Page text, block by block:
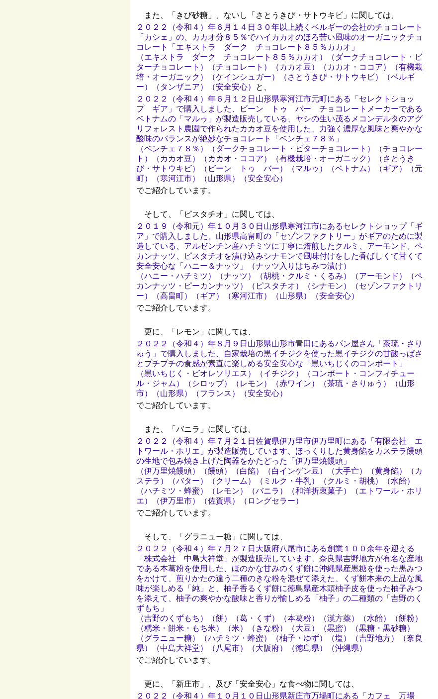
また、「きび砂糖」、ないし「さとうきび・サトウキビ」に関しては、
２０２２（令和４）年６月１４日３０年以上続くベルギーの会社のチョコレート
「カシェ」の、カカオ分８５％でハイカカオのほろ苦い風味のオーガニックチョ
コレート「エキストラ ダーク チョコレート８５％カカオ」
（エキストラ ダーク チョコレート８５％カカオ）（ダークチョコレート・ビ
ターチョコレート）（チョコレート）（カカオ豆）（カカオ・ココア）（有機栽
培・オーガニック）（ケインシュガー）（さとうきび・サトウキビ）（ベルギ
ー）（タンザニア）（安全安心）
と、
２０２２（令和４）年６月１２日山形県寒河江市元町にある「セレクトショッ
プ ギア」で購入しました、ビーン トゥ バー チョコレートメーカーである
ベトナムの「マルゥ」が製造販売している、ヤシの生い茂るメコンデルタのアグ
リフォレスト農園で作られたカカオ豆を使用した、力強く濃厚な風味と爽やかな
酸味のバランスが絶妙なチョコレート「ベンチェ７８％」
（ベンチェ７８％）（ダークチョコレート・ビターチョコレート）（チョコレー
ト）（カカオ豆）（カカオ・ココア）（有機栽培・オーガニック）（さとうき
び・サトウキビ）（ビーン トゥ バー）（マルゥ）（ベトナム）（ギア）（元
町）（寒河江市）（山形県）（安全安心）
でご紹介しています。
そして、「ピスタチオ」に関しては、
２０１９（令和元）年１０月３０日山形県寒河江市にあるセレクトショップ「ギ
ア」で購入しました、山形県高畠町の「セゾンファクトリー」がギアのために製
造している、アルゼンチン産ハチミツに丁寧に焙煎したクルミ、アーモンド、ペ
カンナッツ、ピスタチオを漬け込みシナモンで風味付けをした香ばしくて甘くて
安全安心な「ハニー＆ナッツ」（ナッツ入りはちみつ漬け）
（ハニー・ハチミツ）（ナッツ）（胡桃・クルミ・くるみ）（アーモンド）（ペ
カンナッツ・ピーカンナッツ）（ピスタチオ）（シナモン）（セゾンファクトリ
ー）（高畠町）（ギア）（寒河江市）（山形県）（安全安心）
でご紹介しています。
更に、「レモン」に関しては、
２０２２（令和４）年８月９日山形県山形市青田にあるパン屋さん「茶琉・さり
ゅう」で購入しました、自家栽培の黒イチジクを使った黒イチジクの甘酸っぱさ
とプチプチの食感が素直に楽しめる安全安心な「黒いちじくのコンポート」
（黒いちじく・ビオレソリエス）（イチジク）（コンポート・コンフィチュー
ル・ジャム）（シロップ）（レモン）（赤ワイン）（茶琉・さりゅう）（山形
市）（山形県）（フランス）（安全安心）
でご紹介しています。
また、「バニラ」に関しては、
２０２２（令和４）年７月２１日佐賀県伊万里市伊万里町にある「有限会社 エ
トワール・ホリエ」が製造販売しています、ほっくりした黄身餡をカステラ饅頭
の生地で包み焼き上げた陶器をかたどった「伊万里焼饅頭」
（伊万里焼饅頭）（饅頭）（白餡）（白インゲン豆）（大手亡）（黄身餡）（カ
ステラ）（バター）（クリーム）（ミルク・牛乳）（クルミ・胡桃）（水飴）
（ハチミツ・蜂蜜）（レモン）（バニラ）（和洋折衷菓子）（エトワール・ホリ
エ）（伊万里市）（佐賀県）（ロングセラー）
でご紹介しています。
そして、「グラニュー糖」に関しては、
２０２２（令和４）年７月２７日大阪府八尾市にある創業１００余年を迎える
「株式会社 中島大祥堂」が製造販売しています、奈良県吉野地方が有名な産地
である本葛粉を使用した、ほのかな甘みのくず餅に沖縄県産黒糖を使った黒みつ
をかけて、煎りかたの違う二種のきな粉を混ぜて添えた、くず餅本来の上品な風
味が楽しめる「純」と、柚子香るくず餅に徳島県産木頭柚子皮を使った柚子みつ
を添えて、柚子の爽やかな酸味と香りが愉しめる「柚子」の二種類の「吉野のく
ずもち」
（吉野のくずもち）（餅）（葛・くず）（本葛粉）（漢方薬）（水飴）（餅粉）
（糯米・餅米・もち米）（米）（きな粉）（大豆）（黒蜜）（黒糖・黒砂糖）
（グラニュー糖）（ハチミツ・蜂蜜）（柚子・ゆず）（塩）（吉野地方）（奈良
県）（中島大祥堂）（八尾市）（大阪府）（徳島県）（沖縄県）
でご紹介しています。
更に、「新庄市」、及び「安全安心」な食べ物に関しては、
２０２２（令和４）年１０月１０日山形県新庄市万場町にある「カフェ 万場